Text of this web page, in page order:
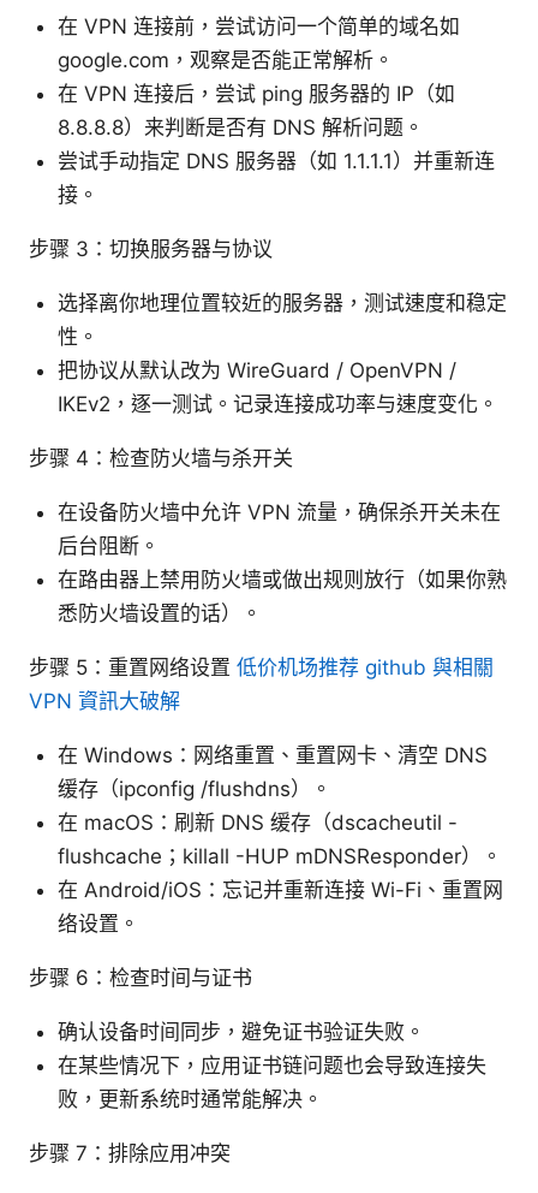
在 VPN 连接前，尝试访问一个简单的域名如
google.com，观察是否能正常解析。
在 VPN 连接后，尝试 ping 服务器的 IP（如
8.8.8.8）来判断是否有 DNS 解析问题。
尝试手动指定 DNS 服务器（如 1.1.1.1）并重新连
接。
步骤 3：切换服务器与协议
选择离你地理位置较近的服务器，测试速度和稳定
性。
把协议从默认改为 WireGuard / OpenVPN /
IKEv2，逐一测试。记录连接成功率与速度变化。
步骤 4：检查防火墙与杀开关
在设备防火墙中允许 VPN 流量，确保杀开关未在
后台阻断。
在路由器上禁用防火墙或做出规则放行（如果你熟
悉防火墙设置的话）。
步骤 5：重置网络设置 低价机场推荐 github 與相關
VPN 資訊大破解
在 Windows：网络重置、重置网卡、清空 DNS
缓存（ipconfig /flushdns）。
在 macOS：刷新 DNS 缓存（dscacheutil -
flushcache；killall -HUP mDNSResponder）。
在 Android/iOS：忘记并重新连接 Wi-Fi、重置网
络设置。
步骤 6：检查时间与证书
确认设备时间同步，避免证书验证失败。
在某些情况下，应用证书链问题也会导致连接失
败，更新系统时通常能解决。
步骤 7：排除应用冲突